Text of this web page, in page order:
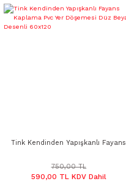
Tink Kendinden Yapışkanlı Fayans
Beyaz Desenli 60x120
750,00 TL
590,00 TL KDV Dahil